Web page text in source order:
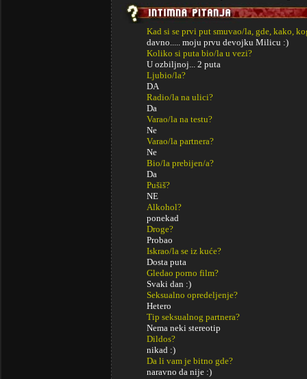
Kad si se prvi put smuvao/la, gde, kako,
davno..... moju prvu devojku Milicu :)
Koliko si puta bio/la u vezi?
U ozbiljnoj... 2 puta
Ljubio/la?
DA
Radio/la na ulici?
Da
Varao/la na testu?
Ne
Varao/la partnera?
Ne
Bio/la prebijen/a?
Da
Pušiš?
NE
Alkohol?
ponekad
Droge?
Probao
Iskrao/la se iz kuće?
Dosta puta
Gledao porno film?
Svaki dan :)
Seksualno opredeljenje?
Hetero
Tip seksualnog partnera?
Nema neki stereotip
Dildos?
nikad :)
Da li vam je bitno gde?
naravno da nije :)